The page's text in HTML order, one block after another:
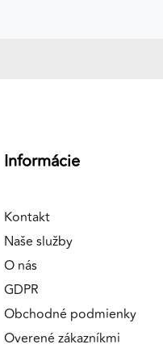
Informácie
Kontakt
Naše služby
O nás
GDPR
Obchodné podmienky
Overené zákazníkmi